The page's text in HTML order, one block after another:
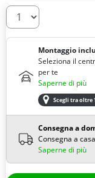
Quantità
Montaggio
Seleziona il
per te
Saperne di più
Scegli tra oltre
Consegna a
Consegna a
Saperne di più